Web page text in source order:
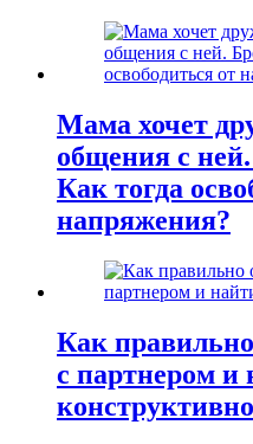
Мама хочет
общения с
Как тогда
напряжения?
Как
с партнером и